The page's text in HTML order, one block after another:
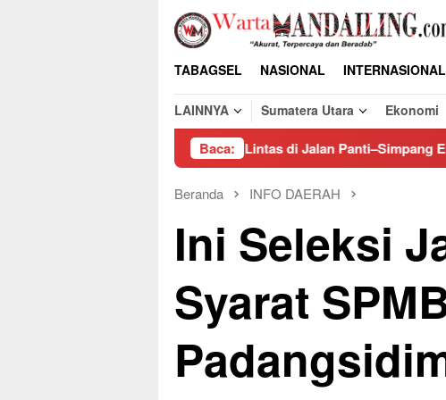
Loncat
konten
TABAGSEL NASIONAL INTERNASIONAL
LAINNYA
Sumatera Utara Ekonomi
Baca:
Arus Lalu Lintas di Jalan Panti–Simpang Empat
Beranda INFO DAERAH
Ini Seleksi
Syarat